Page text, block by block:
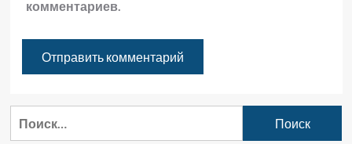
комментариев.